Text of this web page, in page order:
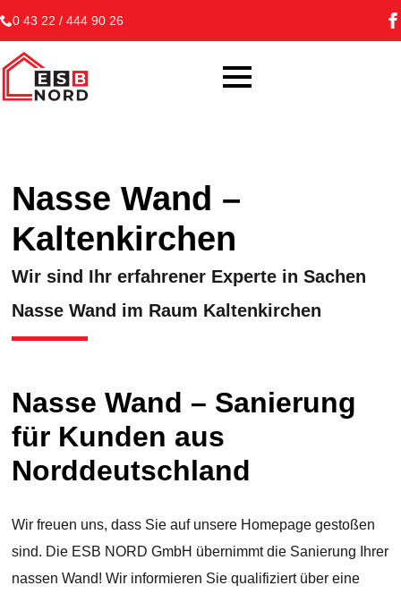
0 43 22 / 444 90 26
Nasse Wand –
Kaltenkirchen
Wir sind Ihr erfahrener Experte in Sachen
Nasse Wand im Raum Kaltenkirchen
Nasse Wand – Sanierung
für Kunden aus
Norddeutschland
Wir freuen uns, dass Sie auf unsere Homepage gestoßen
sind. Die ESB NORD GmbH übernimmt die Sanierung Ihrer
nassen Wand! Wir informieren Sie qualifiziert über eine